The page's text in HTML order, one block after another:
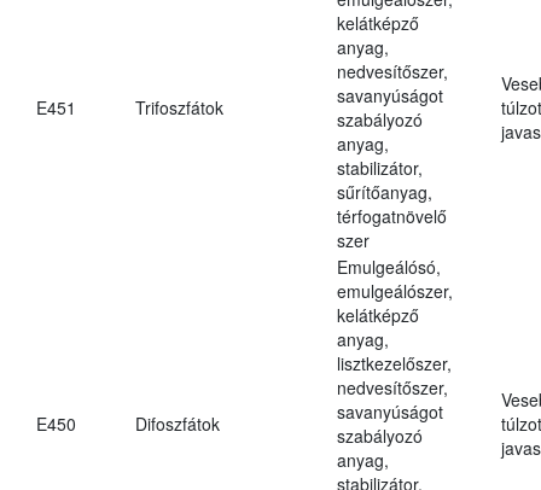
E451 Trifoszfátok
kelátképző
anyag,
nedvesítőszer,
savanyúságot
szabályozó
anyag,
stabilizátor,
sűrítőanyag,
térfogatnövelő
szer
E450 Difoszfátok
Emulgeálósó,
emulgeálószer,
kelátképző
anyag,
lisztkezelőszer,
nedvesítőszer,
savanyúságot
szabályozó
anyag,
stabilizátor,